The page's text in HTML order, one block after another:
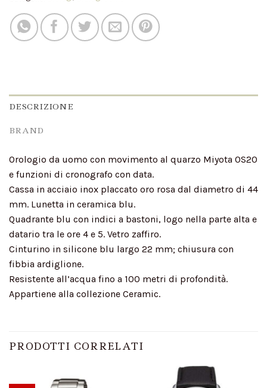
DESCRIZIONE
BRAND
Orologio da uomo con movimento al quarzo Miyota 0S20
e funzioni di cronografo con data.
Cassa in acciaio inox placcato oro rosa dal diametro di 44
mm. Lunetta in ceramica blu.
Quadrante blu con indici a bastoni, logo nella parte alta e
datario tra le ore 4 e 5. Vetro zaffiro.
Cinturino in silicone blu largo 22 mm; chiusura con
fibbia ardiglione.
Resistente all’acqua fino a 100 metri di profondità.
Appartiene alla collezione Ceramic.
PRODOTTI CORRELATI